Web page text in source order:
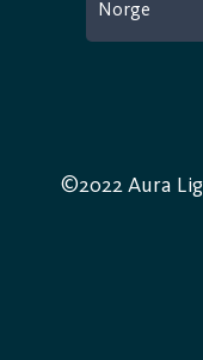
Norge
©2022 Aura